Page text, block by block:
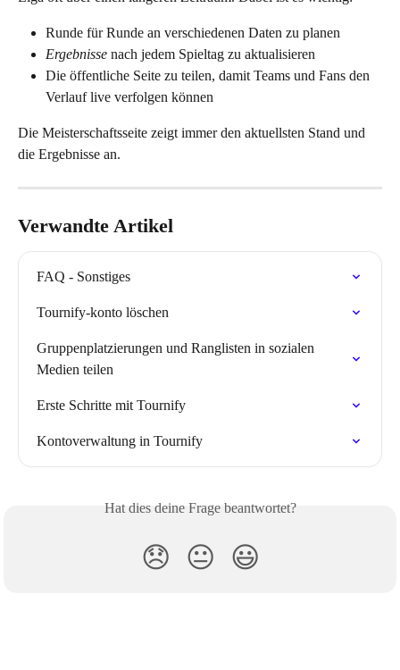
Runde für Runde an verschiedenen Daten zu planen
Ergebnisse nach jedem Spieltag zu aktualisieren
Die öffentliche Seite zu teilen, damit Teams und Fans den
Verlauf live verfolgen können
Die Meisterschaftsseite zeigt immer den aktuellsten Stand und
die Ergebnisse an.
Verwandte Artikel
FAQ - Sonstiges
Tournify-konto löschen
Gruppenplatzierungen und Ranglisten in sozialen
Medien teilen
Erste Schritte mit Tournify
Kontoverwaltung in Tournify
Hat dies deine Frage beantwortet?
😞 😐 😃